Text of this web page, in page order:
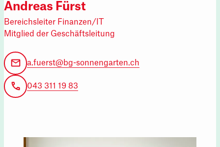
Andreas Fürst
Bereichsleiter Finanzen/IT
Mitglied der Geschäftsleitung
a.fuerst@bg-sonnengarten.ch
043 311 19 83